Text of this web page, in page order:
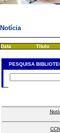
Notícia
Data Título
PESQUISA
CCN